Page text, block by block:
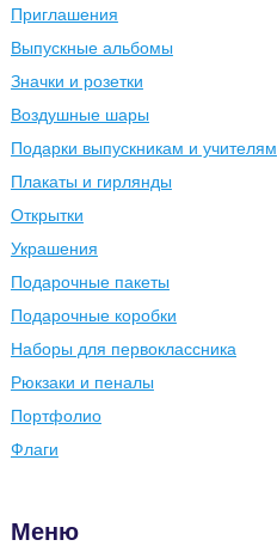
Приглашения
Выпускные альбомы
Значки и розетки
Воздушные шары
Подарки выпускникам и учителям
Плакаты и гирлянды
Открытки
Украшения
Подарочные пакеты
Подарочные коробки
Наборы для первоклассника
Рюкзаки и пеналы
Портфолио
Флаги
Меню